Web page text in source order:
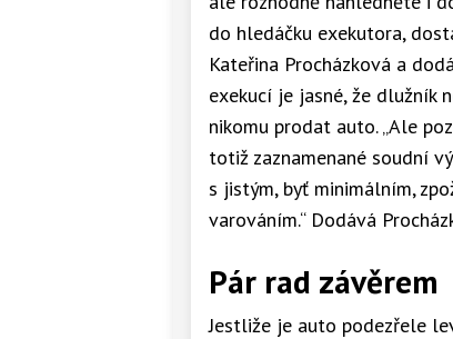
do hledáčku exekutora,
Kateřina Procházková a
exekucí je jasné, že dlužník
nikomu prodat auto. „Ale
totiž zaznamenané soudní
s jistým, byť minimálním,
varováním.“ Dodává
Pár rad závěrem
Jestliže je auto podezřele